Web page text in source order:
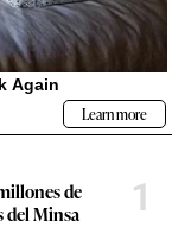
de
del Minsa
1